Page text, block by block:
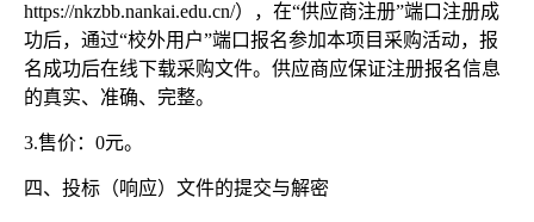
https://nkzbb.nankai.edu.cn/），在“供应商注册”端口注册成
功后，通过“校外用户”端口报名参加本项目采购活动，报
名成功后在线下载采购文件。供应商应保证注册报名信息
的真实、准确、完整。
3.售价：0元。
四、投标（响应）文件的提交与解密